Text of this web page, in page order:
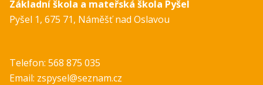
Základní škola a mateřská škola Pyšel
Pyšel 1, 675 71, Náměšť nad Oslavou
Telefon: 568 875 035
Email: zspysel@seznam.cz